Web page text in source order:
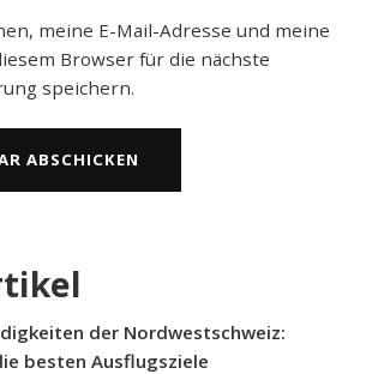
meine E-Mail-Adresse und meine
Browser für die nächste
speichern.
der Nordwestschweiz:
besten Ausflugsziele